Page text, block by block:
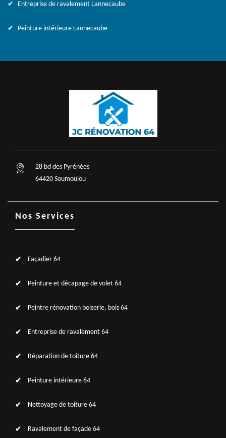
Entreprise de ravalement Lannecaube
Peinture intérieure Lannecaube
28 bd des Pyrénées
64420 Soumoulou
Nos Services
Façadier 64
Peinture et décapage de volet 64
Peintre rénovation boiserie, bois 64
Entreprise de ravalement 64
Réparation de toiture 64
Peinture intérieure 64
Nettoyage de toiture 64
Ravalement de façade 64